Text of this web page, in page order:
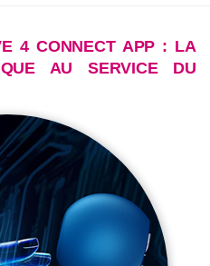
4 CONNECT APP : LA
AU SERVICE DU